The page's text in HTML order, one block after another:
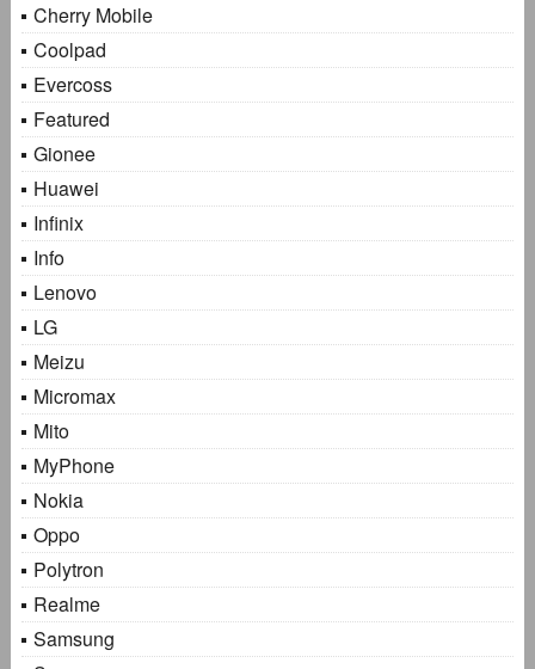
Cherry Mobile
Coolpad
Evercoss
Featured
Gionee
Huawei
Infinix
Info
Lenovo
LG
Meizu
Micromax
Mito
MyPhone
Nokia
Oppo
Polytron
Realme
Samsung